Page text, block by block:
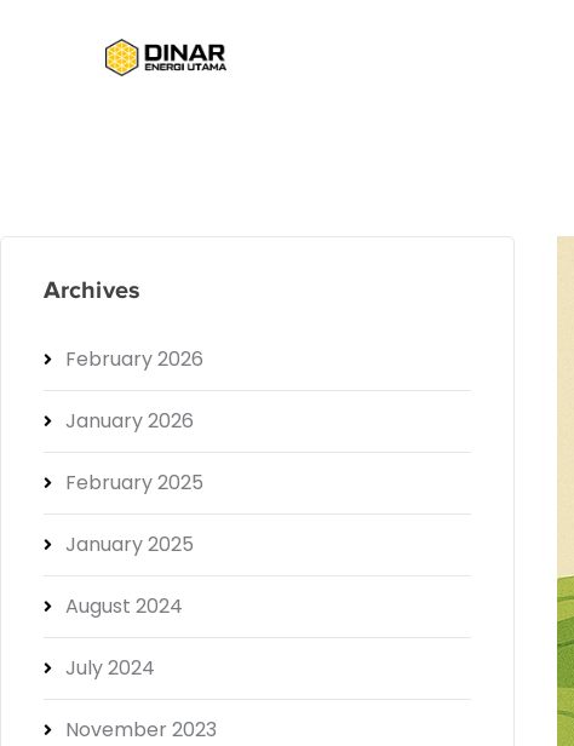
Archives
February 2026
January 2026
February 2025
January 2025
August 2024
July 2024
November 2023